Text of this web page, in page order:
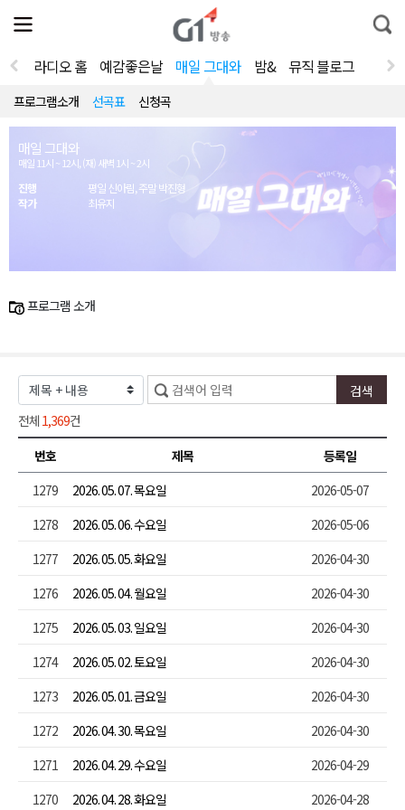
전
체
뉴
열
통
합
라디오 홈 예감좋은날 매일 그대와 밤& 뮤직 블로그
프로그램소개 선곡표 신청곡
매일 그대와
매일 11시 ~ 12시, (재) 새벽 1시 ~ 2시
진행
평일 신아림, 주말 박진형
작가
최유지
프로그램 소개
전체 1,369건
번호
제목
등록일
1279
2026. 05. 07. 목요일
2026-05-07
1278
2026. 05. 06. 수요일
2026-05-06
1277
2026. 05. 05. 화요일
2026-04-30
1276
2026. 05. 04. 월요일
2026-04-30
1275
2026. 05. 03. 일요일
2026-04-30
1274
2026. 05. 02. 토요일
2026-04-30
1273
2026. 05. 01. 금요일
2026-04-30
1272
2026. 04. 30. 목요일
2026-04-30
1271
2026. 04. 29. 수요일
2026-04-29
1270
2026. 04. 28. 화요일 2026-04-28